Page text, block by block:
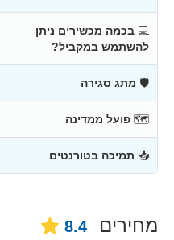
💻 בכמה מכשירים ניתן
להשתמש במקביל?
🛡 מתג סגירה
🗺 פועל ממדינה
📥 תמיכה בטורנטים
מחירים 8.4